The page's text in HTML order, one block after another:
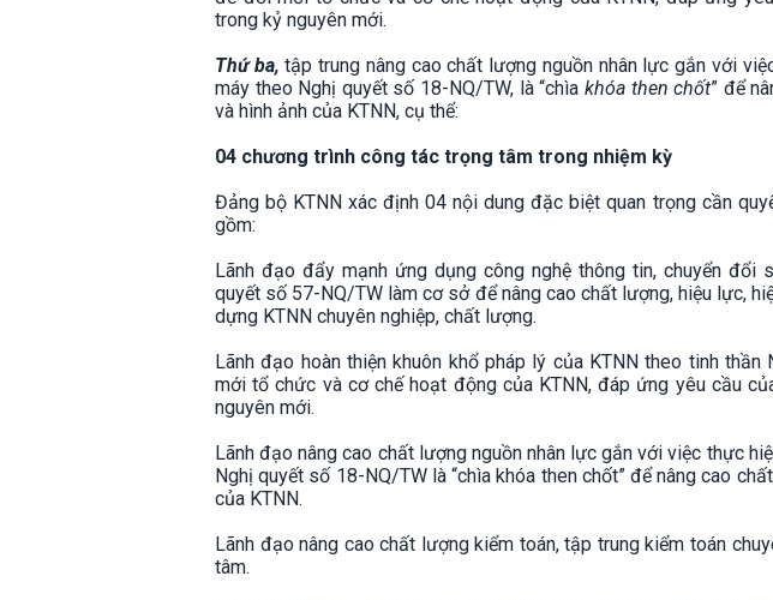
trong kỷ nguyên mới.
Thứ ba, tập trung nâng cao chất lượng nguồn nhân lực gắn với
máy theo Nghị quyết số 18-NQ/TW, là “chìa khóa then chốt” để
và hình ảnh của KTNN, cụ thể:
04 chương trình công tác trọng tâm trong nhiệm kỳ
Đảng bộ KTNN xác định 04 nội dung đặc biệt quan trọng cần
gồm:
Lãnh đạo đẩy mạnh ứng dụng công nghệ thông tin, chuyển đổi
quyết số 57-NQ/TW làm cơ sở để nâng cao chất lượng, hiệu lực,
dựng KTNN chuyên nghiệp, chất lượng.
Lãnh đạo hoàn thiện khuôn khổ pháp lý của KTNN theo tinh
mới tổ chức và cơ chế hoạt động của KTNN, đáp ứng yêu cầu
nguyên mới.
Lãnh đạo nâng cao chất lượng nguồn nhân lực gắn với việc thực
Nghị quyết số 18-NQ/TW là “chìa khóa then chốt” để nâng cao
của KTNN.
Lãnh đạo nâng cao chất lượng kiểm toán, tập trung kiểm toán
tâm.